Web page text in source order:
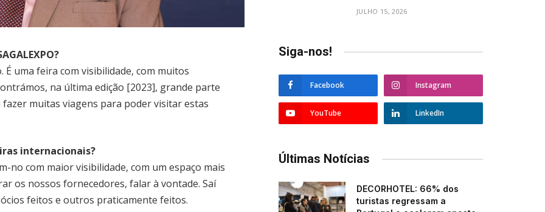
uma feira com visibilidade, com muitos
na última edição [2023], grande parte
muitas viagens para poder visitar estas
internacionais?
no com maior visibilidade, com um espaço mais
os nossos fornecedores, falar à vontade. Saí
feitos e outros praticamente feitos.
JULHO 15, 2026
Siga-nos!
Facebook Instagram
YouTube LinkedIn
Últimas Notícias
DECORHOTEL: 66% dos
turistas regressam a